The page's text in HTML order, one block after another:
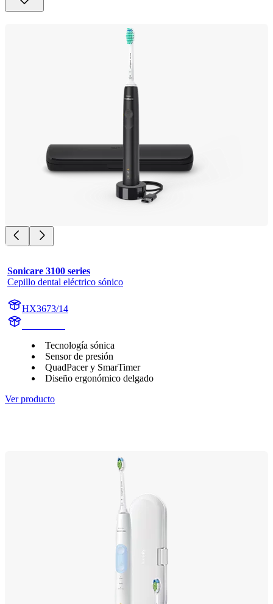
Sonicare 3100 series
Cepillo dental eléctrico sónico
HX3673/14
Tecnología sónica
Sensor de presión
QuadPacer y SmarTimer
Diseño ergonómico delgado
Ver producto